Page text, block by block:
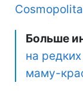
Больше
на
маму-